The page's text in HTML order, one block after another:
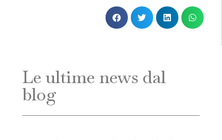
Le ultime news dal
blog